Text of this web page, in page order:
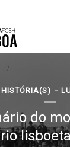
HISTÓRIA(S)
do